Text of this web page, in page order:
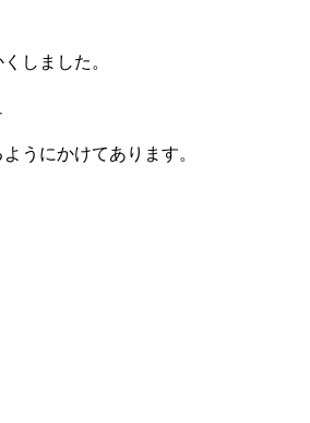
しました。
うにかけてあります。